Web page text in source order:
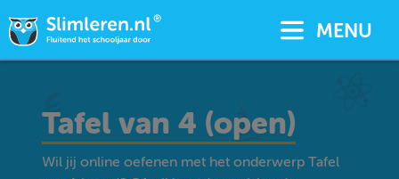
MENU
Tafel van 4 (open)
Wil jij online oefenen met het onderwerp Tafel